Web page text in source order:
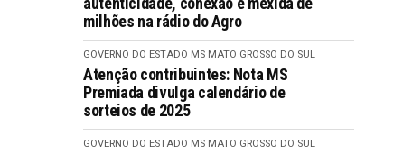
milhões na rádio do Agro
GOVERNO DO ESTADO MS MATO GROSSO DO SUL
Atenção contribuintes: Nota MS
Premiada divulga calendário de
sorteios de 2025
GOVERNO DO ESTADO MS MATO GROSSO DO SUL